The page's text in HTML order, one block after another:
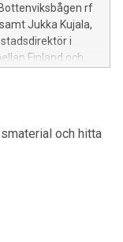
rf
Jukka Kujala,
i
Finland och
människors
resandet,
”Tvillingstaden
som en europeisk
är viktig
och hitta